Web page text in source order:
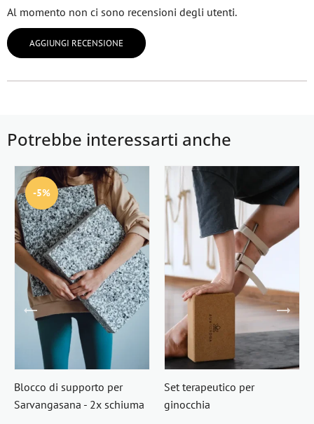
Al momento non ci sono recensioni degli utenti.
AGGIUNGI RECENSIONE
Potrebbe interessarti anche
-5%
Blocco di supporto per
Sarvangasana - 2x schiuma
Set terapeutico per
ginocchia